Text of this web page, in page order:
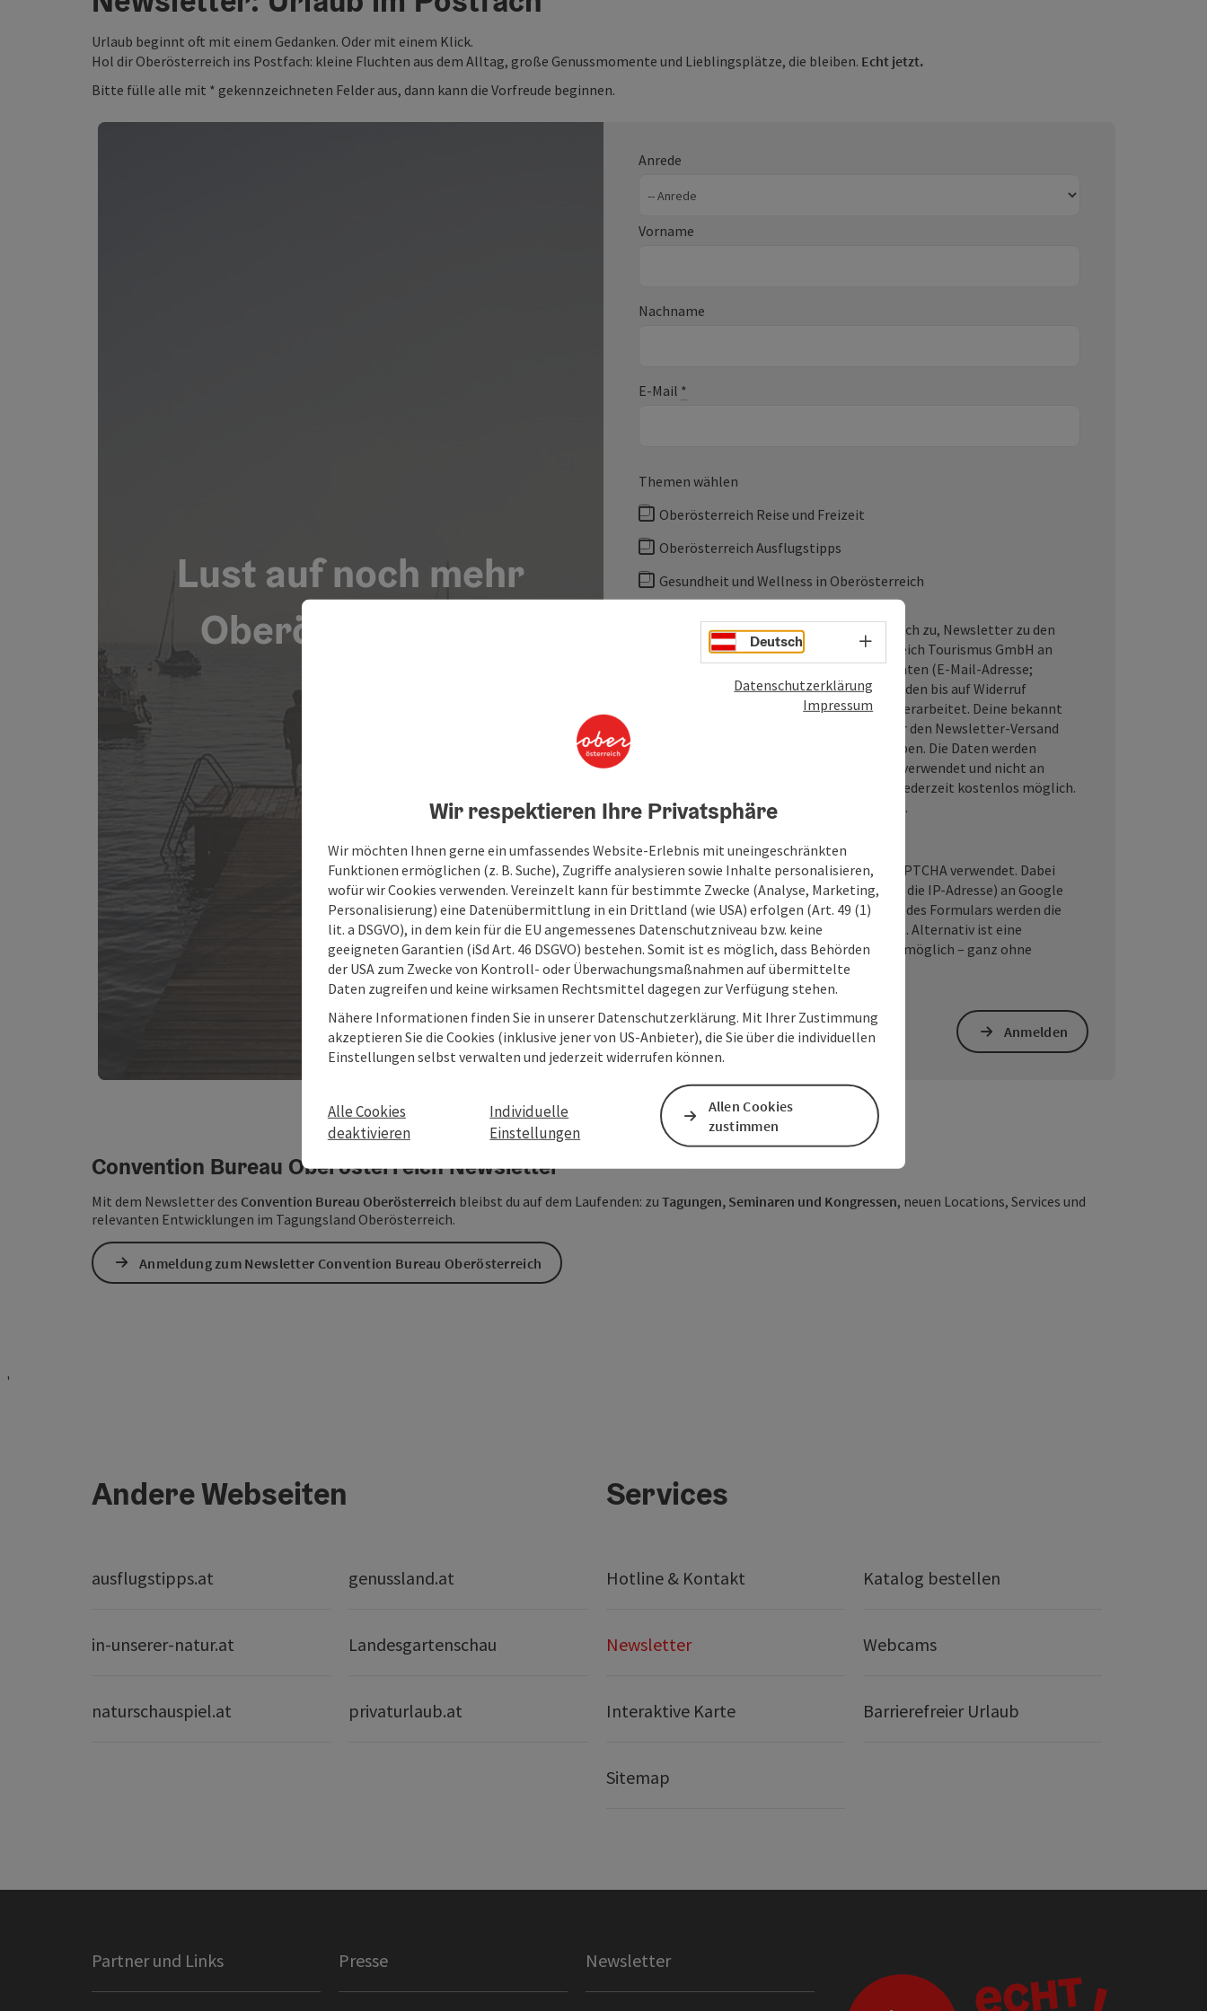
Urlaub beginnt oft mit einem Gedanken. Oder mit einem Klick.
Hol dir Oberösterreich ins Postfach: kleine Fluchten aus dem Alltag, große Genussmomente und Lieblingsplätze, die bleiben. Echt jetzt.
Bitte fülle alle mit * gekennzeichneten Felder aus, dann kann die Vorfreude beginnen.
Lust auf noch mehr
Oberösterreich?
Anrede
Vorname
Nachname
E-Mail *
Themen wählen
Oberösterreich Reise und Freizeit
Oberösterreich Ausflugstipps
Gesundheit und Wellness in Oberösterreich
Mit Klick auf den Anmelde-Button stimme ich zu, Newsletter zu den
ausgewählten Themen von der Oberösterreich Tourismus GmbH an
meine E-Mail-Adresse zu erhalten. Meine Daten (E-Mail-Adresse;
optional: Anrede, Vorname, Nachname) werden bis auf Widerruf
gespeichert und automationsunterstützt verarbeitet. Deine bekannt
gegebenen Daten werden ausschließlich für den Newsletter-Versand
verarbeitet und nicht an Dritte weitergegeben. Die Daten werden
ausschließlich für den Newsletter-Versand verwendet und nicht an
Dritte weitergegeben. Eine Abmeldung ist jederzeit kostenlos möglich.
DieDatenschutzerklärung habe ich gelesen.
Zum Schutz vor Spam wird Google reCAPTCHA verwendet. Dabei
können personenbezogene Daten (z. B. die IP-Adresse) an Google
übermittelt werden. Mit dem Absenden des Formulars werden die
dafür erforderlichen Cookies akzeptiert. Alternativ ist eine
Kontaktaufnahme jederzeit per E-Mail möglich – ganz ohne
reCAPTCHA.*
Anmelden
Convention Bureau Oberösterreich Newsletter
Mit dem Newsletter des Convention Bureau Oberösterreich bleibst du auf dem Laufenden: zu Tagungen, Seminaren und Kongressen, neuen Locations, Services und
relevanten Entwicklungen im Tagungsland Oberösterreich.
Anmeldung zum Newsletter Convention Bureau Oberösterreich
'
Andere Webseiten
ausflugstipps.at genussland.at
in-unserer-natur.at Landesgartenschau
naturschauspiel.at privaturlaub.at
Services
Hotline & Kontakt Katalog bestellen
Newsletter Webcams
Interaktive Karte Barrierefreier Urlaub
Sitemap
Partner und Links Presse Newsletter
Deutsch Sprachwahl - Menü öffnen
Datenschutzerklärung
Impressum
Wir respektieren Ihre Privatsphäre
Wir möchten Ihnen gerne ein umfassendes Website-Erlebnis mit uneingeschränkten
Funktionen ermöglichen (z. B. Suche), Zugriffe analysieren sowie Inhalte personalisieren,
wofür wir Cookies verwenden. Vereinzelt kann für bestimmte Zwecke (Analyse, Marketing,
Personalisierung) eine Datenübermittlung in ein Drittland (wie USA) erfolgen (Art. 49 (1)
lit. a DSGVO), in dem kein für die EU angemessenes Datenschutzniveau bzw. keine
geeigneten Garantien (iSd Art. 46 DSGVO) bestehen. Somit ist es möglich, dass Behörden
der USA zum Zwecke von Kontroll- oder Überwachungsmaßnahmen auf übermittelte
Daten zugreifen und keine wirksamen Rechtsmittel dagegen zur Verfügung stehen.
Nähere Informationen finden Sie in unserer Datenschutzerklärung. Mit Ihrer Zustimmung
akzeptieren Sie die Cookies (inklusive jener von US-Anbieter), die Sie über die individuellen
Einstellungen selbst verwalten und jederzeit widerrufen können.
Alle Cookies
deaktivieren
Individuelle
Einstellungen
Allen Cookies
zustimmen